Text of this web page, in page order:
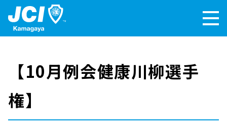
【10月例会健康川柳選手
権】